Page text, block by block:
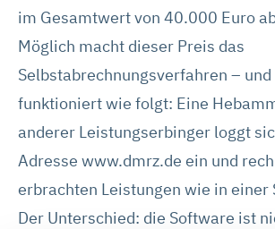
im Gesamtwert von 40.000 Euro
Möglich macht dieser Preis das
Selbstabrechnungsverfahren – und
funktioniert wie folgt: Eine
anderer Leistungserbinger loggt
Adresse www.dmrz.de ein und
erbrachten Leistungen wie in einer
Der Unterschied: die Software ist